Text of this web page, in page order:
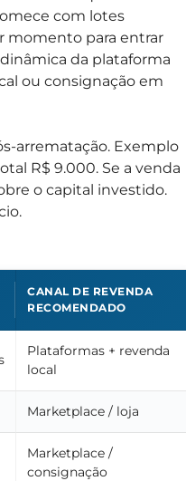
com lotes
momento para entrar
da plataforma
ou consignação em
arrematação. Exemplo
R$ 9.000. Se a venda
o capital investido.
CANAL DE REVENDA
RECOMENDADO
Plataformas + revenda
local
Marketplace / loja
Marketplace /
consignação